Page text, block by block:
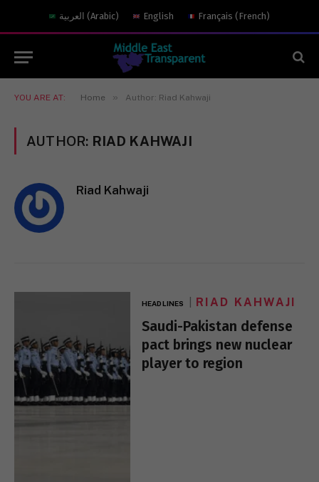
العربية (Arabic) English Français (French)
YOU ARE AT: Home » Author: Riad Kahwaji
AUTHOR: RIAD KAHWAJI
Riad Kahwaji
HEADLINES RIAD KAHWAJI
Saudi-Pakistan defense
pact brings new nuclear
player to region